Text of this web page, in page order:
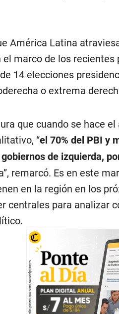
América Latina
el marco de los
14 elecciones
o extrema
que cuando se hace
“el 70% del PBI y
de izquierda,
remarcó. Es en este
en la región en los
centrales para analizar